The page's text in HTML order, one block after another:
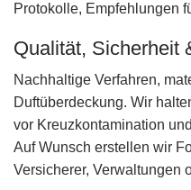
Protokolle, Empfehlungen
Qualität, Sicherheit
Nachhaltige Verfahren,
Duftüberdeckung. Wir
vor Kreuzkontamination
Auf Wunsch erstellen wir
Versicherer, Verwaltungen